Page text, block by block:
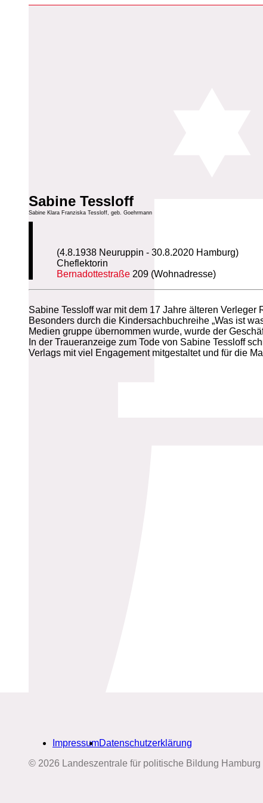
Sabine Tessloff
Sabine Klara Franziska Tessloff, geb. Goehrmann
(4.8.1938 Neuruppin - 30.8.2020 Hamburg)
Cheflektorin
Bernadottestraße 209 (Wohnadresse)
Sabine Tessloff war mit dem 17 Jahre älteren
Besonders durch die Kindersachbuchreihe „Was ist
Medien gruppe übernommen wurde, wurde der
In der Traueranzeige zum Tode von Sabine Tessloff
Verlags mit viel Engagement mitgestaltet und für die
ImpressumDatenschutzerklärung
© 2026 Landeszentrale für politische Bildung Hamburg